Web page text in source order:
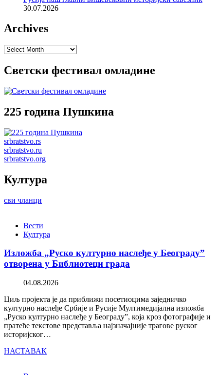
30.07.2026
Archives
Archives
Светски фестивал омладине
225 година Пушкина
srbratstvo.rs
srbratstvo.ru
srbratstvo.org
Култура
сви чланци
Вести
Култура
Изложба „Руско културно наслеђе у Београду”
отворена у Библиотеци града
04.08.2026
Циљ пројекта је да приближи посетиоцима заједничко
културно наслеђе Србије и Русије Мултимедијална изложба
„Руско културно наслеђе у Београду”, која кроз фотографије и
пратеће текстове представља најзначајније трагове руског
историјског…
НАСТАВАК